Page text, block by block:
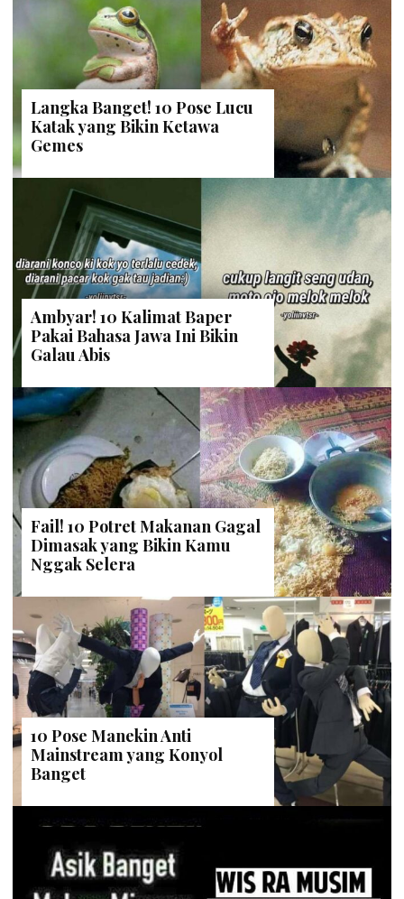
Langka Banget! 10 Pose Lucu
Katak yang Bikin Ketawa
Gemes
Ambyar! 10 Kalimat Baper
Pakai Bahasa Jawa Ini Bikin
Galau Abis
Fail! 10 Potret Makanan Gagal
Dimasak yang Bikin Kamu
Nggak Selera
10 Pose Manekin Anti
Mainstream yang Konyol
Banget